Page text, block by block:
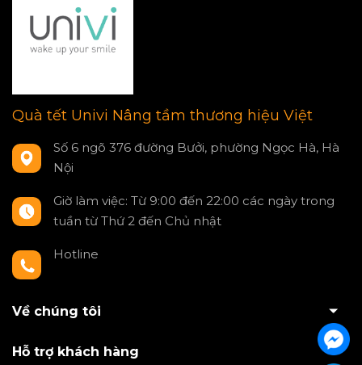
Quà tết Univi Nâng tầm thương hiệu Việt
Số 6 ngõ 376 đường Bưởi, phường Ngọc Hà, Hà
Nội
Giờ làm việc: Từ 9:00 đến 22:00 các ngày trong
tuần từ Thứ 2 đến Chủ nhật
Hotline
Về chúng tôi
Hỗ trợ khách hàng